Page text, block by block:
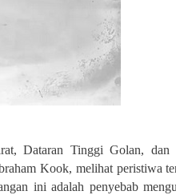
Dataran Tinggi Golan, dan
Kook, melihat peristiwa
ini adalah penyebab